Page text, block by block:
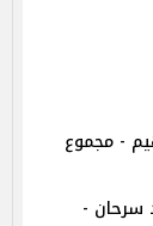
- مجموع
سرحان -